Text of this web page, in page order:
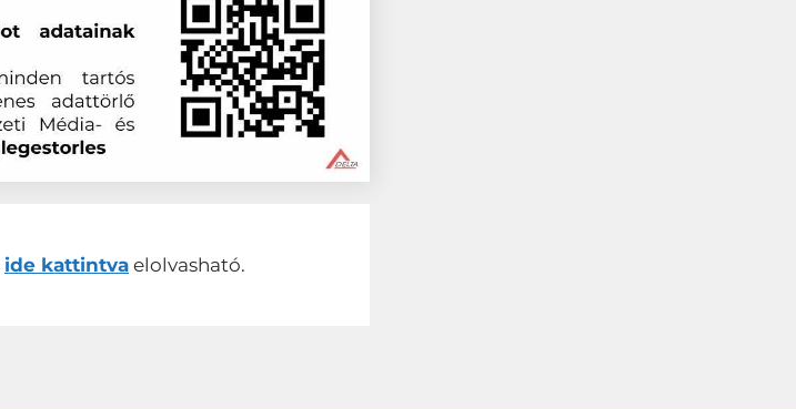
ide kattintva elolvasható.